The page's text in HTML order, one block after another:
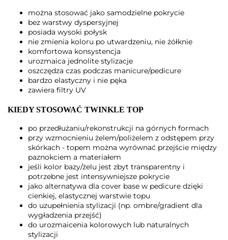
można stosować jako samodzielne pokrycie
bez warstwy dyspersyjnej
posiada wysoki połysk
nie zmienia koloru po utwardzeniu, nie żółknie
komfortowa konsystencja
urozmaica jednolite stylizacje
oszczędza czas podczas manicure/pedicure
bardzo elastyczny i nie pęka
zawiera filtry UV
KIEDY STOSOWAĆ TWINKLE TOP
po przedłużaniu/rekonstrukcji na górnych formach
przy wzmocnieniu żelem/poliżelem z odstępem przy
skórkach - topem można wyrównać przejście między
paznokciem a materiałem
jeśli kolor bazy/żelu jest zbyt transparentny i
potrzebne jest intensywniejsze pokrycie
jako alternatywa dla cover base w pedicure dzięki
cienkiej, elastycznej warstwie topu
do uzupełnienia stylizacji (np. ombre/gradient dla
wygładzenia przejść)
do urozmaicenia kolorowych lub naturalnych
stylizacji